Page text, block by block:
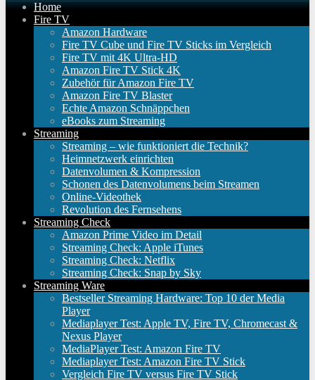
Home
Fire TV
Amazon Hardware
Fire TV Cube und Fire TV Sticks im Vergleich
Fire TV mit 4K Ultra-HD
Amazon Fire TV Stick 4K
Zubehör für Amazon Fire TV
Amazon Fire TV Blaster
Echte Amazon Schnäppchen
eBooks zum Streaming
Streaming
Streaming – wie funktioniert die Technik?
Heimnetzwerk einrichten
Datenvolumen & Kompression
Schonen des Datenvolumens beim Streamen
Online-Videothek
Revolution des Fernsehens
Streaming Check
Amazon Prime Video im Detail
Streaming Check: Apple iTunes
Streaming Check: Netflix
Streaming Check: Snap by Sky
Streaming Ware
Bestseller Streaming Hardware: Top 10 der Media
Player
Mediaplayer Test: Apple TV, Fire TV, Chromecast &
Nexus Player
MediaPlayer Test: Amazon Fire TV
Mediaplayer Test: Amazon Fire TV Stick
Vergleich Fire TV versus Fire TV Stick